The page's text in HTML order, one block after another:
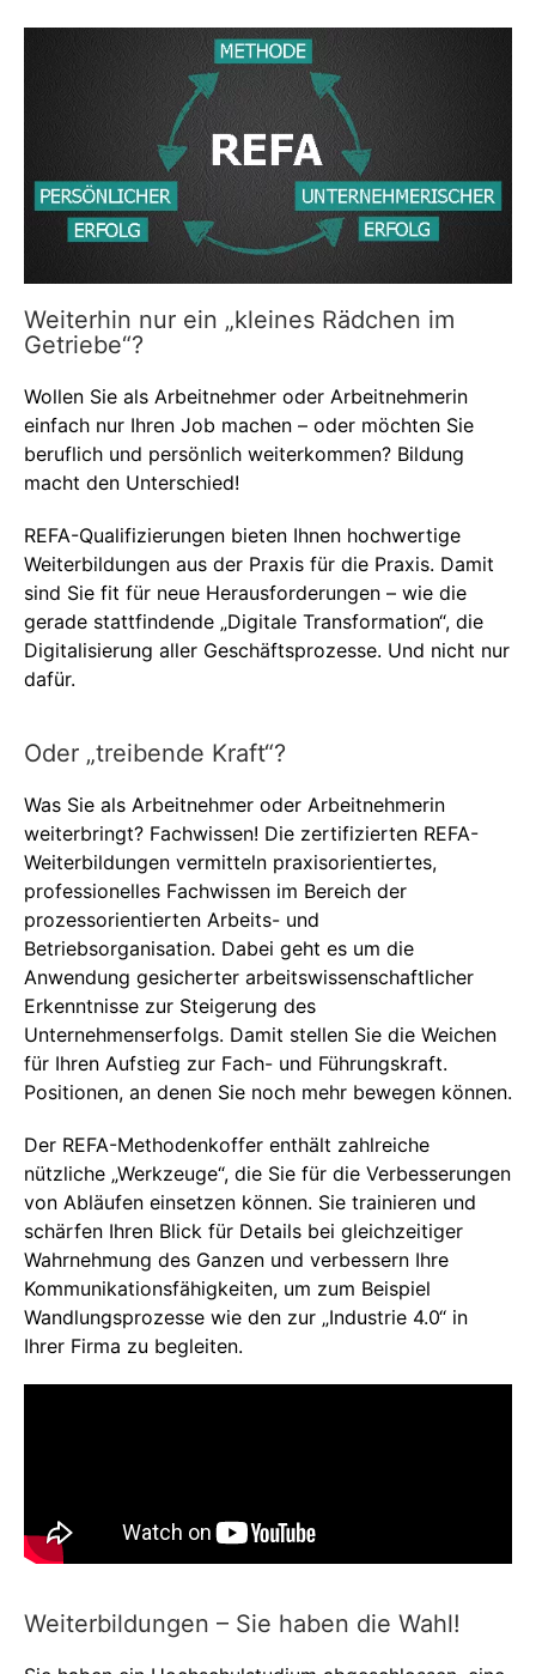
Weiterhin nur ein „kleines Rädchen im
Getriebe“?
Wollen Sie als Arbeitnehmer oder Arbeitnehmerin
einfach nur Ihren Job machen – oder möchten Sie
beruflich und persönlich weiterkommen? Bildung
macht den Unterschied!
REFA-Qualifizierungen bieten Ihnen hochwertige
Weiterbildungen aus der Praxis für die Praxis. Damit
sind Sie fit für neue Herausforderungen – wie die
gerade stattfindende „Digitale Transformation“, die
Digitalisierung aller Geschäftsprozesse. Und nicht nur
dafür.
Oder „treibende Kraft“?
Was Sie als Arbeitnehmer oder Arbeitnehmerin
weiterbringt? Fachwissen! Die zertifizierten REFA-
Weiterbildungen vermitteln praxisorientiertes,
professionelles Fachwissen im Bereich der
prozessorientierten Arbeits- und
Betriebsorganisation. Dabei geht es um die
Anwendung gesicherter arbeitswissenschaftlicher
Erkenntnisse zur Steigerung des
Unternehmenserfolgs. Damit stellen Sie die Weichen
für Ihren Aufstieg zur Fach- und Führungskraft.
Positionen, an denen Sie noch mehr bewegen können.
Der REFA-Methodenkoffer enthält zahlreiche
nützliche „Werkzeuge“, die Sie für die Verbesserungen
von Abläufen einsetzen können. Sie trainieren und
schärfen Ihren Blick für Details bei gleichzeitiger
Wahrnehmung des Ganzen und verbessern Ihre
Kommunikationsfähigkeiten, um zum Beispiel
Wandlungsprozesse wie den zur „Industrie 4.0“ in
Ihrer Firma zu begleiten.
Weiterbildungen – Sie haben die Wahl!